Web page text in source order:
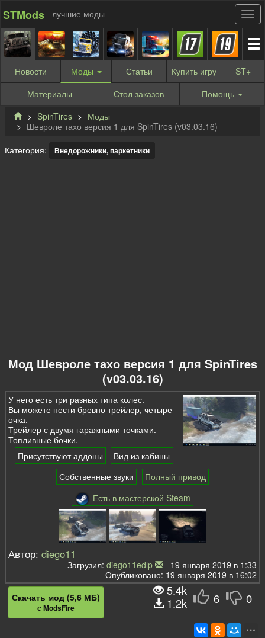
STMods - лучшие моды
Новости Моды Статьи Купить игру ST+
Материалы
Стол заказов
Помощь
SpinTires
Моды
Шевроле тахо версия 1 для SpinTires (v03.03.16)
Категория: Внедорожники, паркетники
Мод Шевроле тахо версия 1 для SpinTires
(v03.03.16)
У него есть три разных типа колес.
Вы можете нести бревно трейлер, четыре
очка.
Трейлер с двумя гаражными точками.
Топливные бочки.
Присутствуют аддоны
Вид из кабины
Собственные звуки
Полный привод
Есть в мастерской Steam
Автор:diego11
Загрузил: diego11edlp
19 января 2019 в 1:33
Опубликовано: 19 января 2019 в 16:02
6 0
Скачать мод (5,6 МБ)
с ModsFire
5.4k
1.2k